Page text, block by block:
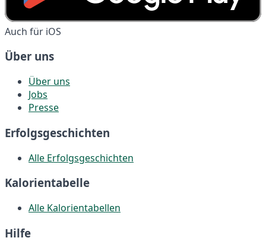
Auch für iOS
Über uns
Über uns
Jobs
Presse
Erfolgsgeschichten
Alle Erfolgsgeschichten
Kalorientabelle
Alle Kalorientabellen
Hilfe